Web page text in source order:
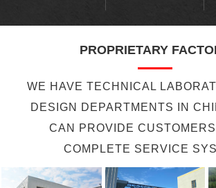
PROPRIETARY
WE HAVE TECHNICAL
DESIGN DEPARTMENTS IN
CAN PROVIDE
COMPLETE SERVICE